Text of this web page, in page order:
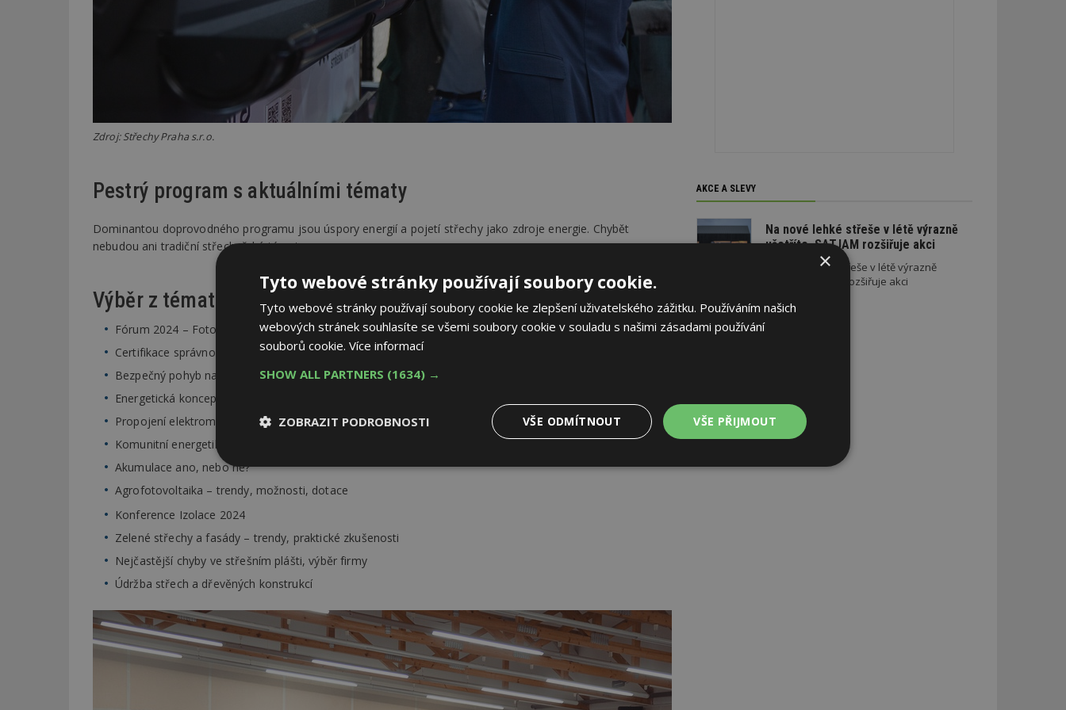
Zdroj: Střechy Praha s.r.o.
Pestrý program s aktuálními tématy
Dominantou doprovodného programu jsou úspory energií a pojetí střechy jako zdroje energie. Chybět
nebudou ani tradiční střechařská témata.
Výběr z témat a veletržních aktivit
Fórum 2024 – Fotovoltaika a bezpečnost staveb
Certifikace správnosti, kvality a realizace FTV systémů
Bezpečný pohyb na střeše se solární elektrárnou
Energetická koncepce pro rodinné i bytové domy, města a obce
Propojení elektromobilu, FVE, topení a ohřevu vody
Komunitní energetika a možnosti využití
Akumulace ano, nebo ne?
Agrofotovoltaika – trendy, možnosti, dotace
Konference Izolace 2024
Zelené střechy a fasády – trendy, praktické zkušenosti
Nejčastější chyby ve střešním plášti, výběr firmy
Údržba střech a dřevěných konstrukcí
AKCE A SLEVY
Na nové lehké střeše v létě výrazně
ušetříte. SATJAM rozšiřuje akci
Na nové lehké střeše v létě výrazně
ušetříte. SATJAM rozšiřuje akci
×
Tyto webové stránky používají soubory cookie.
Tyto webové stránky používají soubory cookie ke zlepšení uživatelského zážitku. Používáním našich
webových stránek souhlasíte se všemi soubory cookie v souladu s našimi zásadami používání
souborů cookie. Více informací
SHOW ALL PARTNERS (1634) →
VŠE PŘIJMOUT
VŠE ODMÍTNOUT
ZOBRAZIT PODROBNOSTI
Nezbytně
nutné soubory
Výkonové
Soubory cílení
Funkční
Nezařazené
Nezbytně nutné soubory cookie umožňují základní funkce webových stránek, jako je přihlášení uživatele a správa účtu.
Webové stránky nelze bez nezbytně nutných souborů cookie správně používat.
Název
Provider /
Doména
_hjIncludedInPageviewSample
Hotjar Ltd
www.estav.cz
2
minuty
Tento soubor cookie je nastaven tak, aby informoval
Hotjar o tom, zda je tento návštěvník zahrnut do